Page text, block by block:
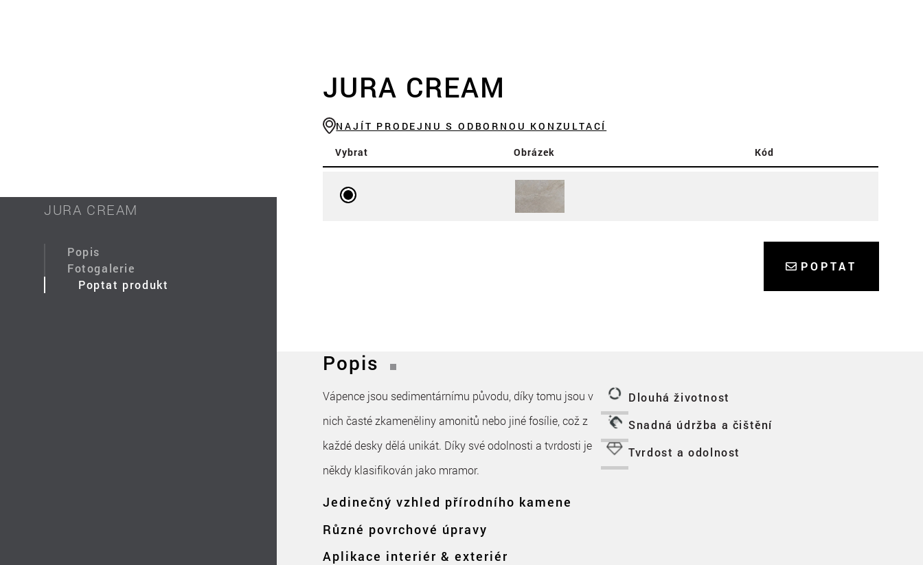
JURA CREAM
Popis
Fotogalerie
Poptat produkt
JURA CREAM
NAJÍT PRODEJNU S ODBORNOU KONZULTACÍ
Vybrat Obrázek Kód
POPTAT
Popis
Vápence jsou sedimentárnímu původu, díky tomu jsou v
nich časté zkameněliny amonitů nebo jiné fosílie, což z
každé desky dělá unikát. Díky své odolnosti a tvrdosti je
někdy klasifikován jako mramor.
Jedinečný vzhled přírodního kamene
Různé povrchové úpravy
Aplikace interiér & exteriér
Dlouhá životnost
Snadná údržba a čištění
Tvrdost a odolnost